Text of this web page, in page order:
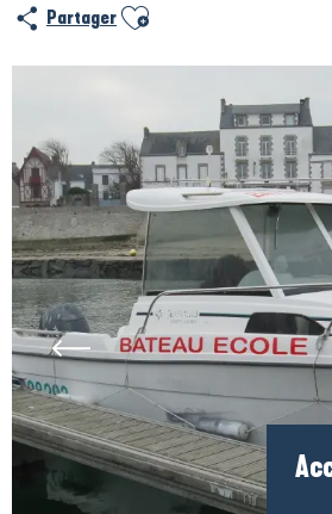
Partager Ajouter aux favoris